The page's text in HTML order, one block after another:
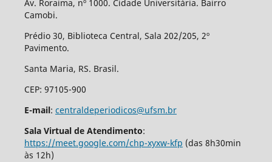
Av. Roraima, nº 1000. Cidade Universitária. Bairro
Camobi.
Prédio 30, Biblioteca Central, Sala 202/205, 2º
Pavimento.
Santa Maria, RS. Brasil.
CEP: 97105-900
E-mail: centraldeperiodicos@ufsm.br
Sala Virtual de Atendimento:
https://meet.google.com/chp-xyxw-kfp (das 8h30min
às 12h)